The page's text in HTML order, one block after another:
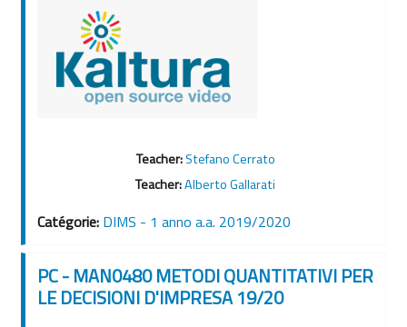
Teacher:Stefano Cerrato
Teacher:Alberto Gallarati
Catégorie: DIMS - 1 anno a.a. 2019/2020
PC - MAN0480 METODI QUANTITATIVI PER
LE DECISIONI D'IMPRESA 19/20